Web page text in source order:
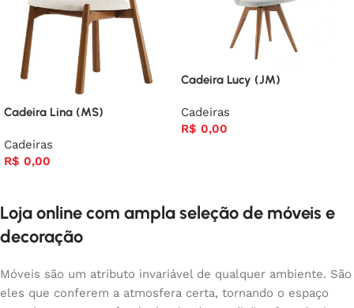
Cadeira Lina (MS)
Cadeiras
R$ 0,00
Cadeira Lucy (JM)
Cadeiras
R$ 0,00
Loja online com ampla seleção de móveis e
decoração
Móveis são um atributo invariável de qualquer ambiente. São
eles que conferem a atmosfera certa, tornando o espaço